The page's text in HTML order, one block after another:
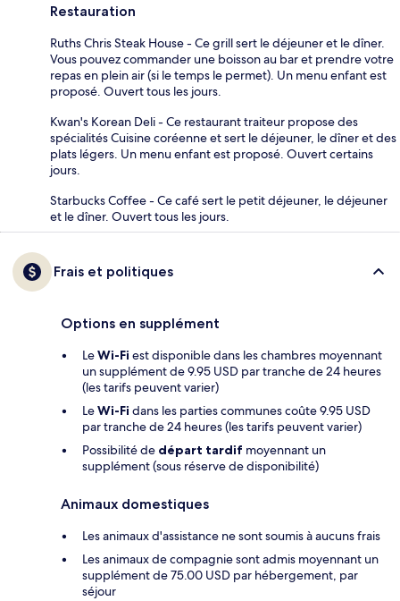
Restauration
Ruths Chris Steak House - Ce grill sert le déjeuner et le dîner.
Vous pouvez commander une boisson au bar et prendre votre
repas en plein air (si le temps le permet). Un menu enfant est
proposé. Ouvert tous les jours.
Kwan's Korean Deli - Ce restaurant traiteur propose des
spécialités Cuisine coréenne et sert le déjeuner, le dîner et des
plats légers. Un menu enfant est proposé. Ouvert certains
jours.
Starbucks Coffee - Ce café sert le petit déjeuner, le déjeuner
et le dîner. Ouvert tous les jours.
Frais et politiques
Options en supplément
LeWi-Fi est disponible dans les chambres moyennant
un supplément de 9.95 USD par tranche de 24 heures
(les tarifs peuvent varier)
LeWi-Fi dans les parties communes coûte 9.95 USD
par tranche de 24 heures (les tarifs peuvent varier)
Possibilité de départ tardif moyennant un
supplément (sous réserve de disponibilité)
Animaux domestiques
Les animaux d'assistance ne sont soumis à aucuns frais
Les animaux de compagnie sont admis moyennant un
supplément de 75.00 USD par hébergement, par
séjour